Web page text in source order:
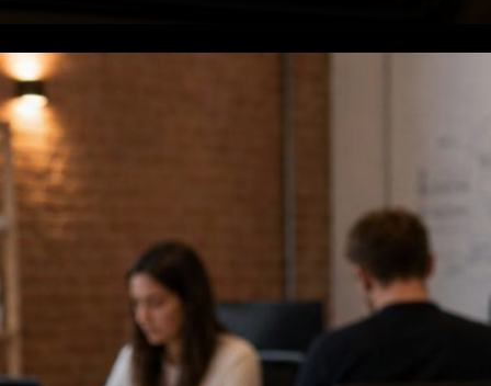
Les chiffres du jour de
lancement racontent une
histoire mitigée